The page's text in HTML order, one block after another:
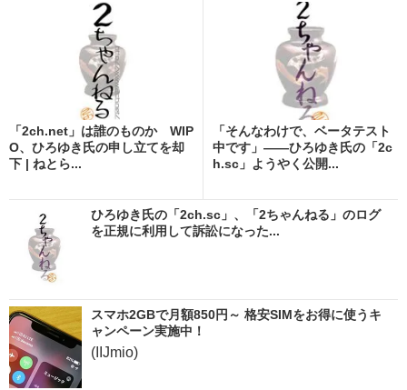
「2ch.net」は誰のものか WIP
O、ひろゆき氏の申し立てを却
下 | ねとら...
「そんなわけで、ベータテスト
中です」――ひろゆき氏の「2c
h.sc」ようやく公開...
ひろゆき氏の「2ch.sc」、「2ちゃんねる」のログ
を正規に利用して訴訟になった...
スマホ2GBで月額850円～ 格安SIMをお得に使うキ
ャンペーン実施中！
(IIJmio)